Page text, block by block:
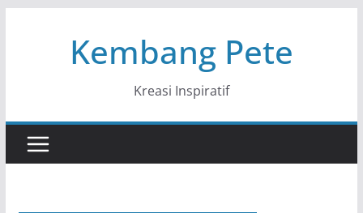
Kembang Pete
Kreasi Inspiratif